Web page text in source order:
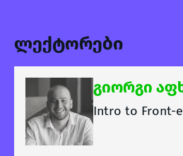
ლექტორები
გიორგი
Intro to Front-